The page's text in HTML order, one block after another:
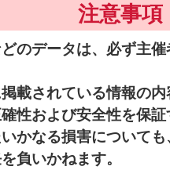
注意事項
のデータは、必ず主
載されている情報の
性および安全性を保
かなる損害について
負いかねます。